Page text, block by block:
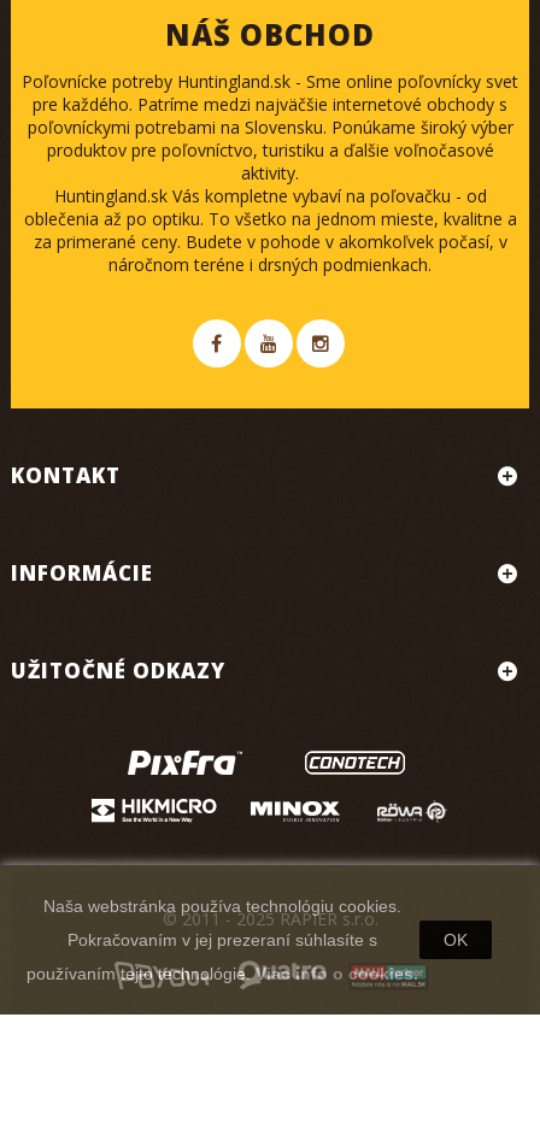
NÁŠ OBCHOD
Poľovnícke potreby Huntingland.sk - Sme online poľovnícky svet
pre každého. Patríme medzi najväčšie internetové obchody s
poľovníckymi potrebami na Slovensku. Ponúkame široký výber
produktov pre poľovníctvo, turistiku a ďalšie voľnočasové
aktivity.
Huntingland.sk Vás kompletne vybaví na poľovačku - od
oblečenia až po optiku. To všetko na jednom mieste, kvalitne a
za primerané ceny. Budete v pohode v akomkoľvek počasí, v
náročnom teréne i drsných podmienkach.
KONTAKT
INFORMÁCIE
UŽITOČNÉ ODKAZY
Naša webstránka používa technológiu cookies.
Pokračovaním v jej prezeraní súhlasíte s
používaním tejto technológie.Viac info o cookies.
OK
© 2011 - 2025 RAPIER s.r.o.